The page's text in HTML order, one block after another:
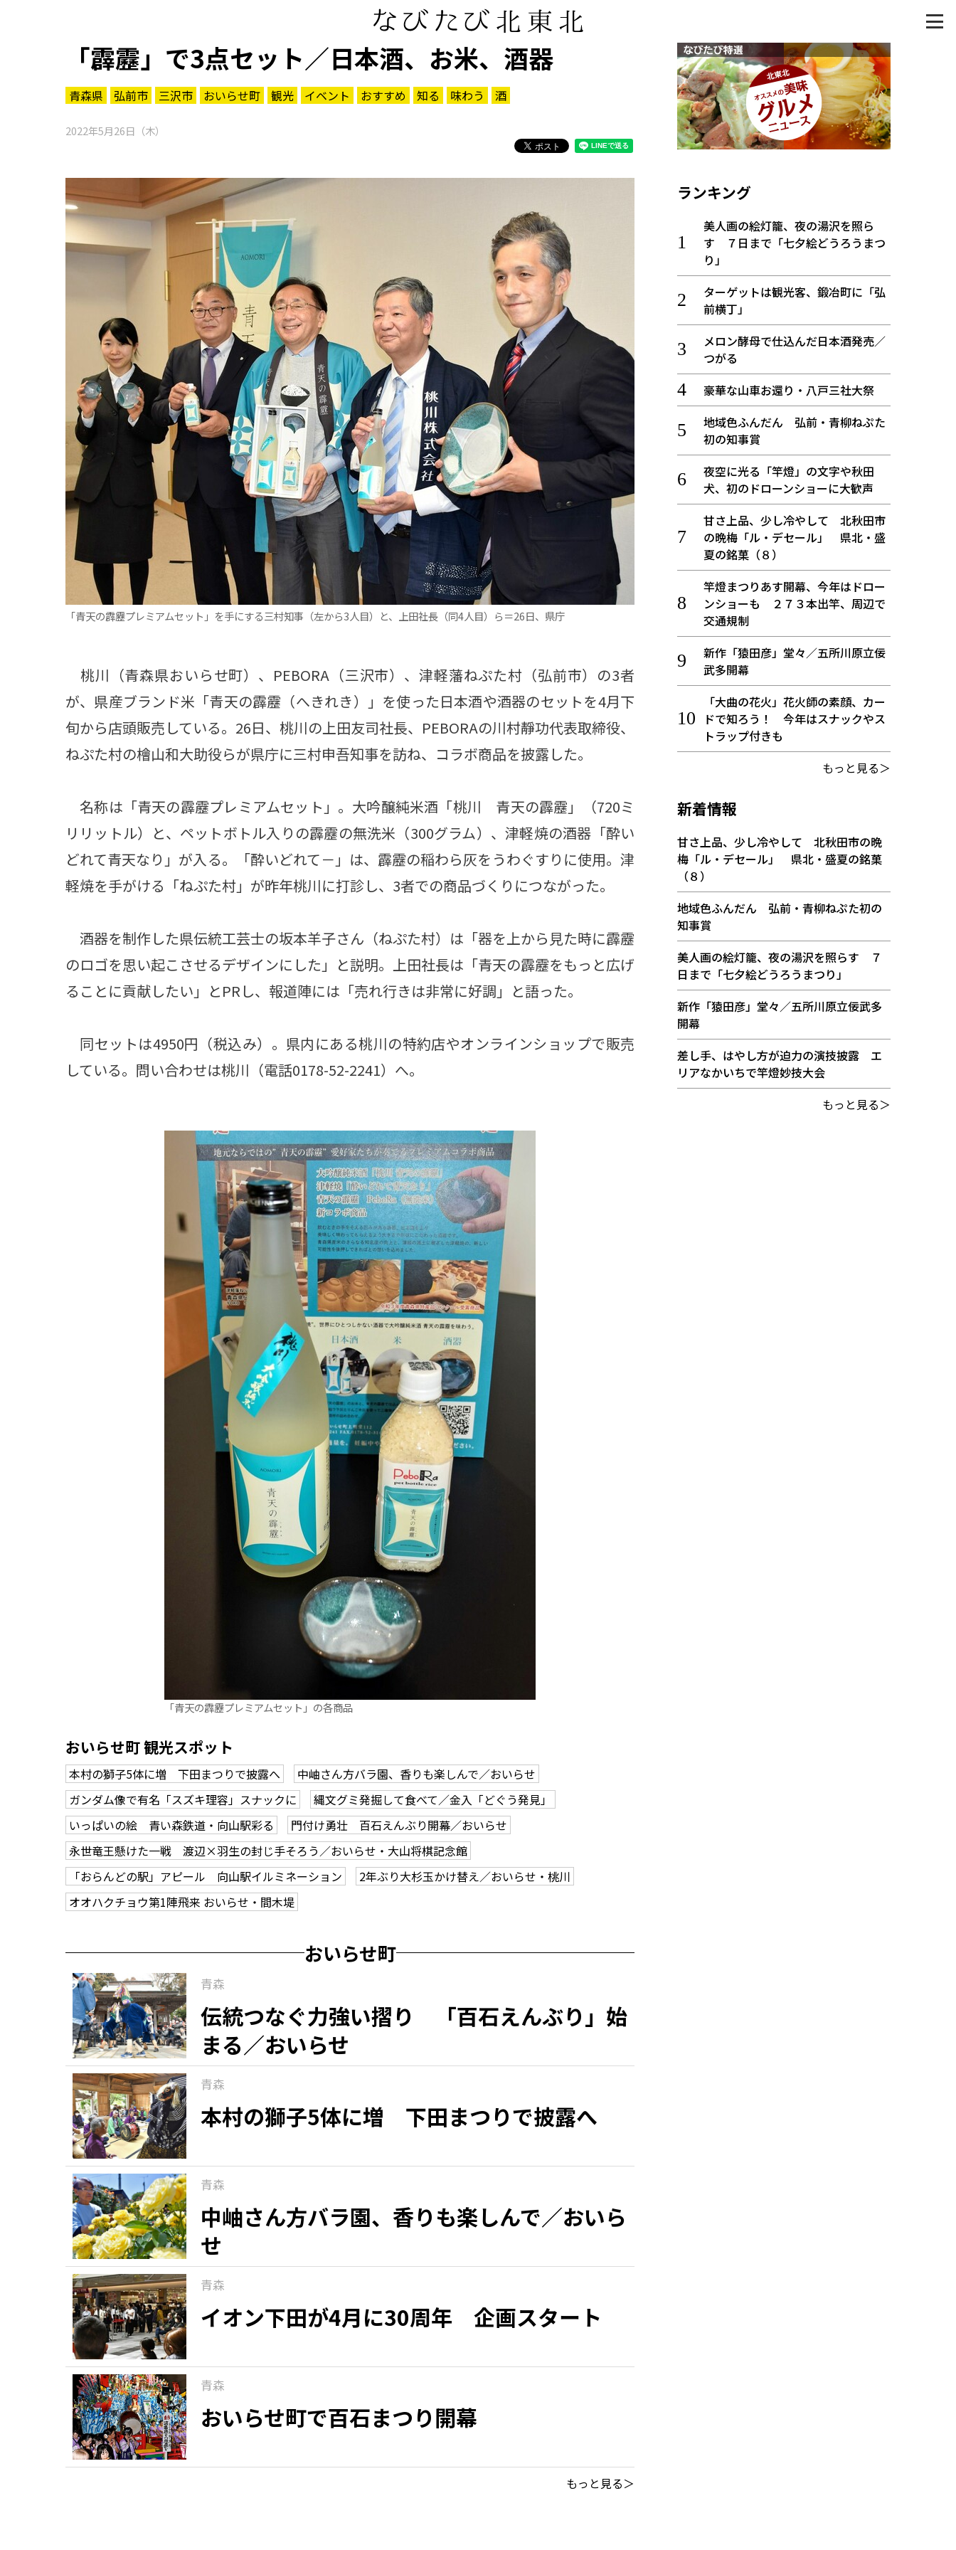
「霹靂」で3点セット／日本酒、お米、酒器
青森県 弘前市 三沢市 おいらせ町 観光 イベント おすすめ 知る 味わう 酒
2022年5月26日（木）
「青天の霹靂プレミアムセット」を手にする三村知事（左から3人目）と、上田社長（同4人目）ら＝26日、県庁
桃川（青森県おいらせ町）、PEBORA（三沢市）、津軽藩ねぷた村（弘前市）の3者
が、県産ブランド米「青天の霹靂（へきれき）」を使った日本酒や酒器のセットを4月下
旬から店頭販売している。26日、桃川の上田友司社長、PEBORAの川村靜功代表取締役、
ねぷた村の檜山和大助役らが県庁に三村申吾知事を訪ね、コラボ商品を披露した。
名称は「青天の霹靂プレミアムセット」。大吟醸純米酒「桃川 青天の霹靂」（720ミ
リリットル）と、ペットボトル入りの霹靂の無洗米（300グラム）、津軽焼の酒器「酔い
どれて青天なり」が入る。「酔いどれて－」は、霹靂の稲わら灰をうわぐすりに使用。津
軽焼を手がける「ねぷた村」が昨年桃川に打診し、3者での商品づくりにつながった。
酒器を制作した県伝統工芸士の坂本羊子さん（ねぷた村）は「器を上から見た時に霹靂
のロゴを思い起こさせるデザインにした」と説明。上田社長は「青天の霹靂をもっと広げ
ることに貢献したい」とPRし、報道陣には「売れ行きは非常に好調」と語った。
同セットは4950円（税込み）。県内にある桃川の特約店やオンラインショップで販売
している。問い合わせは桃川（電話0178-52-2241）へ。
「青天の霹靂プレミアムセット」の各商品
おいらせ町 観光スポット
本村の獅子5体に増 下田まつりで披露へ
中岫さん方バラ園、香りも楽しんで／おいらせ
ガンダム像で有名「スズキ理容」スナックに
縄文グミ発掘して食べて／金入「どぐう発見」
いっぱいの絵 青い森鉄道・向山駅彩る
門付け勇壮 百石えんぶり開幕／おいらせ
永世竜王懸けた一戦 渡辺×羽生の封じ手そろう／おいらせ・大山将棋記念館
「おらんどの駅」アピール 向山駅イルミネーション
2年ぶり大杉玉かけ替え／おいらせ・桃川
オオハクチョウ第1陣飛来 おいらせ・間木堤
おいらせ町
青森
伝統つなぐ力強い摺り 「百石えんぶり」始
まる／おいらせ
青森
本村の獅子5体に増 下田まつりで披露へ
青森
中岫さん方バラ園、香りも楽しんで／おいら
せ
青森
イオン下田が4月に30周年 企画スタート
青森
おいらせ町で百石まつり開幕
もっと見る＞
ランキング
美人画の絵灯籠、夜の湯沢を照ら
す ７日まで「七夕絵どうろうまつ
り」
ターゲットは観光客、鍛冶町に「弘
前横丁」
メロン酵母で仕込んだ日本酒発売／
つがる
豪華な山車お還り・八戸三社大祭
地域色ふんだん 弘前・青柳ねぷた
初の知事賞
夜空に光る「竿燈」の文字や秋田
犬、初のドローンショーに大歓声
甘さ上品、少し冷やして 北秋田市
の晩梅「ル・デセール」 県北・盛
夏の銘菓（８）
竿燈まつりあす開幕、今年はドロー
ンショーも ２７３本出竿、周辺で
交通規制
新作「猿田彦」堂々／五所川原立佞
武多開幕
「大曲の花火」花火師の素顔、カー
ドで知ろう！ 今年はスナックやス
トラップ付きも
もっと見る＞
新着情報
甘さ上品、少し冷やして 北秋田市の晩
梅「ル・デセール」 県北・盛夏の銘菓
（８）
地域色ふんだん 弘前・青柳ねぷた初の
知事賞
美人画の絵灯籠、夜の湯沢を照らす ７
日まで「七夕絵どうろうまつり」
新作「猿田彦」堂々／五所川原立佞武多
開幕
差し手、はやし方が迫力の演技披露 エ
リアなかいちで竿燈妙技大会
もっと見る＞
まつり・イベント
おみやげ・特産
アウトドア・レジャー